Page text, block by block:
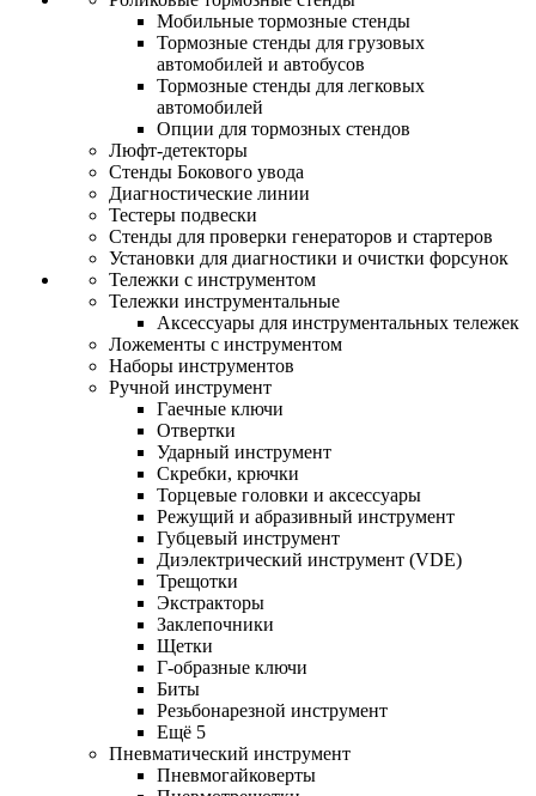
Мобильные тормозные стенды
Тормозные стенды для грузовых
автомобилей и автобусов
Тормозные стенды для легковых
автомобилей
Опции для тормозных стендов
Люфт-детекторы
Стенды Бокового увода
Диагностические линии
Тестеры подвески
Стенды для проверки генераторов и стартеров
Установки для диагностики и очистки форсунок
Тележки с инструментом
Тележки инструментальные
Аксессуары для инструментальных тележек
Ложементы с инструментом
Наборы инструментов
Ручной инструмент
Гаечные ключи
Отвертки
Ударный инструмент
Скребки, крючки
Торцевые головки и аксессуары
Режущий и абразивный инструмент
Губцевый инструмент
Диэлектрический инструмент (VDE)
Трещотки
Экстракторы
Заклепочники
Щетки
Г-образные ключи
Биты
Резьбонарезной инструмент
Ещё 5
Пневматический инструмент
Пневмогайковерты